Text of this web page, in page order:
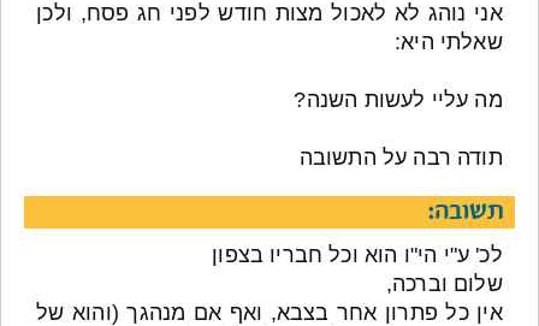
אני נוהג לא לאכול מצות חודש לפני חג פסח, ולכן
שאלתי היא:
מה עליי לעשות השנה?
תודה רבה על התשובה
תשובה:
לכ' ע"י הי"ו הוא וכל חבריו בצפון
שלום וברכה,
אין כל פתרון אחר בצבא, ואף אם מנהגך (והוא של